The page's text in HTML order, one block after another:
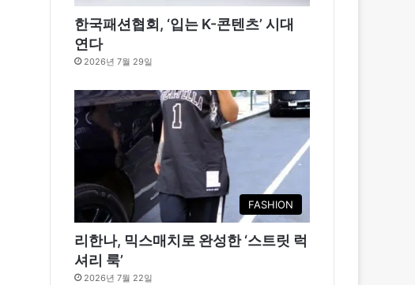
한국패션협회, ‘입는 K-콘텐츠’ 시대
연다
2026년 7월 29일
FASHION
리한나, 믹스매치로 완성한 ‘스트릿 럭
셔리 룩’
2026년 7월 22일